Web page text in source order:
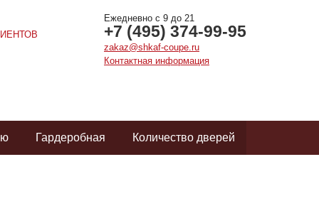
Ежедневно с 9 до 21
+7 (495) 374-99-95
zakaz@shkaf-coupe.ru
Контактная информация
Гардеробная Количество дверей